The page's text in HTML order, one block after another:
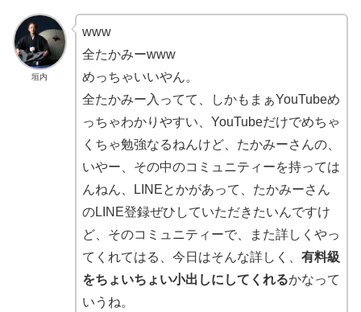
垣内
www
全たかみーwww
めっちゃいいやん。
全たかみー入ってて、しかもまぁYouTubeめ
っちゃわかりやすい、YouTubeだけでめちゃ
くちゃ勉強なるねんけど、たかみーさんの、
いやー、その中のコミュニティーを持っては
んねん、LINEとかがあって、たかみーさん
のLINE登録ぜひしていただきたいんですけ
ど、そのコミュニティーで、また詳しくやっ
てくれてはる、今日はそんな詳しく、 有料級
をちょいちょい小出しにしてくれるかなって
いうね。